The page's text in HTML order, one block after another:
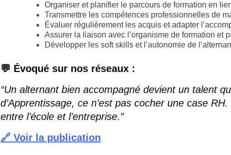
Organiser et planifier le parcours de formation en
Transmettre les compétences professionnelles de
Évaluer régulièrement les acquis et adapter
Assurer la liaison avec l’organisme de formation et
Développer les soft skills et l’autonomie de
💬 Évoqué sur nos réseaux :
“Un alternant bien accompagné devient un talent
d’Apprentissage, ce n’est pas cocher une case
entre l’école et l’entreprise.”
🔗 Voir la publication